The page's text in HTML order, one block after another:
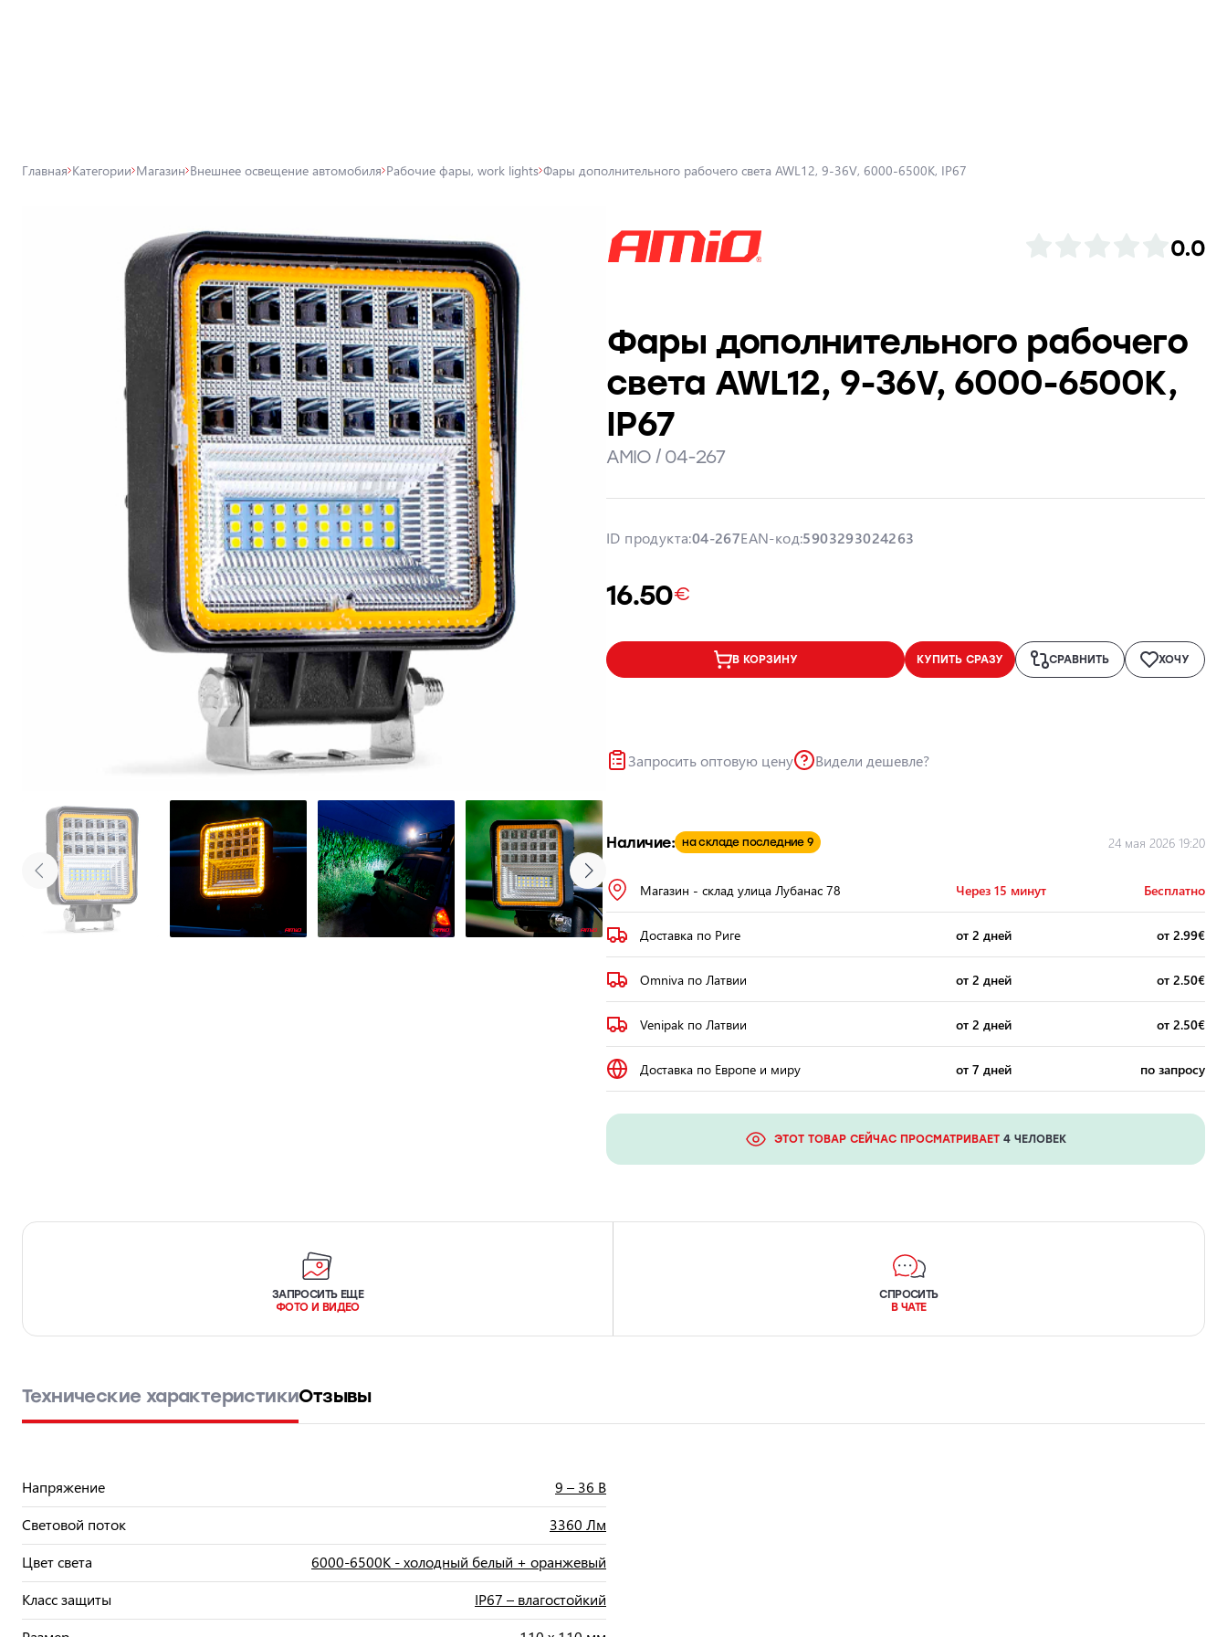
Главная Категории Магазин Внешнее освещение автомобиля Рабочие фары, work lights Фары дополнительного рабочего света AWL12, 9-36V, 6000-6500K, IP67
0.0
Фары дополнительного рабочего
света AWL12, 9-36V, 6000-6500K,
IP67
AMIO / 04-267
ID продукта:04-267EAN-код:5903293024263
16.50€
В КОРЗИНУ КУПИТЬ СРАЗУ СРАВНИТЬ ХОЧУ
Запросить оптовую цену Видели дешевле?
Наличие: на складе последние 9 24 мая 2026 19:20
Магазин - склад улица Лубанас 78 Через 15 минут Бесплатно
Доставка по Риге от 2 дней от 2.99€
Omniva по Латвии от 2 дней от 2.50€
Venipak по Латвии от 2 дней от 2.50€
Доставка по Европе и миру от 7 дней по запросу
ЭТОТ ТОВАР СЕЙЧАС ПРОСМАТРИВАЕТ 4 ЧЕЛОВЕК
ЗАПРОСИТЬ ЕЩЕ
ФОТО И ВИДЕО
СПРОСИТЬ
В ЧАТЕ
Технические характеристикиОтзывы
Напряжение
9 – 36 В
Световой поток
3360 Лм
Цвет света
6000-6500К - холодный белый + оранжевый
Класс защиты
IP67 – влагостойкий
Внешнее освещение автомобиля
Аксессуары для освещения
Защита автомобиля
Автомобильные аксессуары
Товары для технического
обслуживания автомобиля
Автохимия, дитейлинг, поклейка
Освещение и аксессуары для
мотоциклов и велосипедов
Ремонт и восстановление
Установка дополнительного